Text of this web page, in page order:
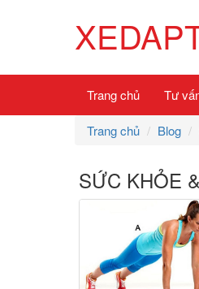
Trang chủ Tư
Trang chủ Blog
SỨC KHỎE